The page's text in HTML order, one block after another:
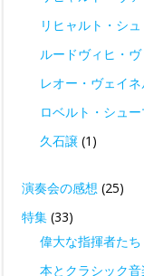
リヒャルト・シ
ルードヴィヒ・
レオー・ヴェイ
ロベルト・シュ
久石譲 (1)
演奏会の感想 (25)
特集 (33)
偉大な指揮者たち
本とクラシック音